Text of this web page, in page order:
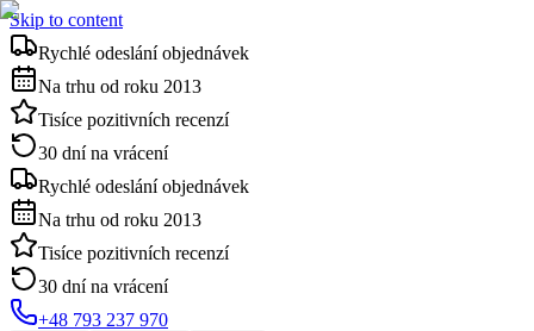
Skip to content
Rychlé odeslání objednávek
Na trhu od roku 2013
Tisíce pozitivních recenzí
30 dní na vrácení
Rychlé odeslání objednávek
Na trhu od roku 2013
Tisíce pozitivních recenzí
30 dní na vrácení
+48 793 237 970